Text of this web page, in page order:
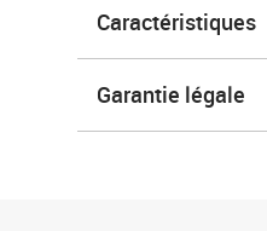
Caractéristiques
Garantie légale